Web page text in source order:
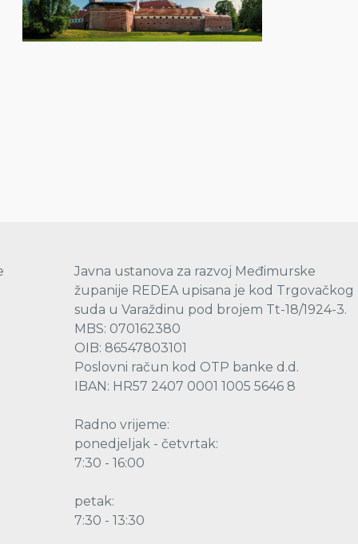
Javna ustanova za razvoj Međimurske
županije REDEA upisana je kod Trgovačkog
suda u Varaždinu pod brojem Tt-18/1924-3.
MBS: 070162380
OIB: 86547803101
Poslovni račun kod OTP banke d.d.
IBAN: HR57 2407 0001 1005 5646 8
Radno vrijeme:
ponedjeljak - četvrtak:
7:30 - 16:00
petak:
7:30 - 13:30